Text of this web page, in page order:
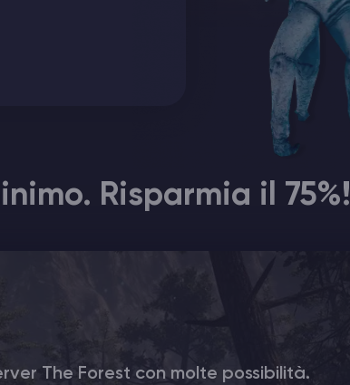
Risparmia il 75%!
The Forest con molte possibilità.